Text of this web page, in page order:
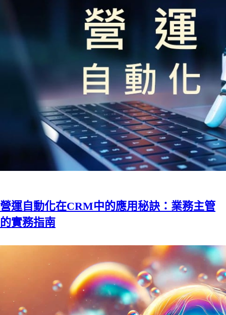
營運自動化在CRM中的應用秘訣：業務主管
的實務指南